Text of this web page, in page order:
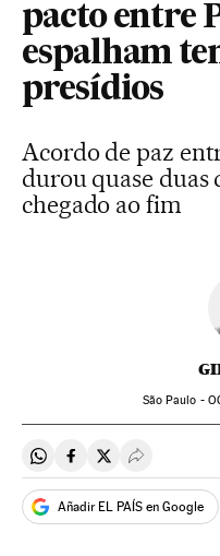
pacto entre
espalham
presídios
Acordo de paz
durou quase duas
chegado ao fim
São Paulo -
Compartir en Whatsapp
Compartir en
Compartir en
Desplegar
Añadir EL PAÍS en Google